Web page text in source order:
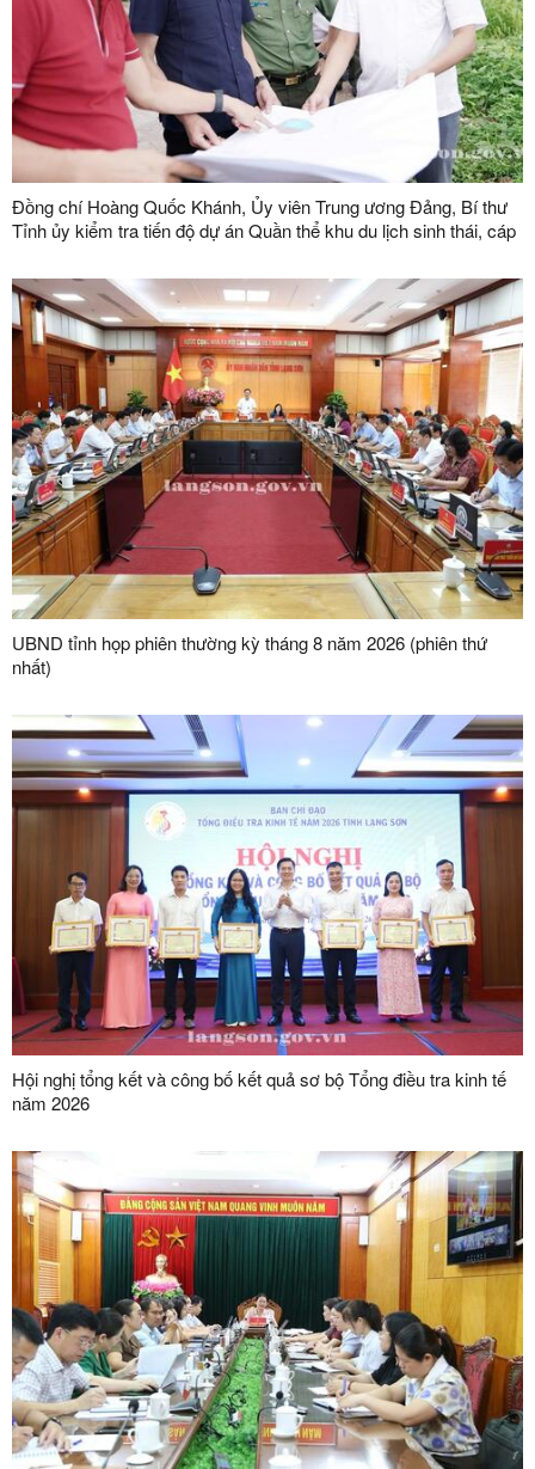
Đồng chí Hoàng Quốc Khánh, Ủy viên Trung ương Đảng, Bí thư
Tỉnh ủy kiểm tra tiến độ dự án Quần thể khu du lịch sinh thái, cáp
UBND tỉnh họp phiên thường kỳ tháng 8 năm 2026 (phiên thứ
nhất)
Hội nghị tổng kết và công bố kết quả sơ bộ Tổng điều tra kinh tế
năm 2026